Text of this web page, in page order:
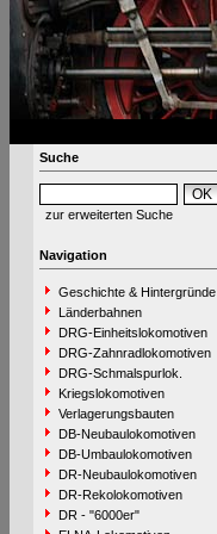
Suche
zur erweiterten Suche
Navigation
Geschichte & Hintergründe
Länderbahnen
DRG-Einheitslokomotiven
DRG-Zahnradlokomotiven
DRG-Schmalspurlok.
Kriegslokomotiven
Verlagerungsbauten
DB-Neubaulokomotiven
DB-Umbaulokomotiven
DR-Neubaulokomotiven
DR-Rekolokomotiven
DR - "6000er"